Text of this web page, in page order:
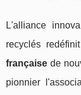
L'alliance
recyclés
française de
pionnier